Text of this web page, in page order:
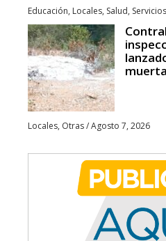
Educación, Locales, Salud,
Locales, Otras/Agosto 7, 2026